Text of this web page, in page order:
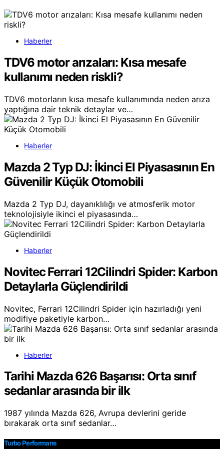
Haberler
TDV6 motor arızaları: Kısa mesafe
kullanımı neden riskli?
TDV6 motorların kısa mesafe kullanımında neden arıza
yaptığına dair teknik detaylar ve…
Haberler
Mazda 2 Typ DJ: İkinci El Piyasasının En
Güvenilir Küçük Otomobili
Mazda 2 Typ DJ, dayanıklılığı ve atmosferik motor
teknolojisiyle ikinci el piyasasında…
Haberler
Novitec Ferrari 12Cilindri Spider: Karbon
Detaylarla Güçlendirildi
Novitec, Ferrari 12Cilindri Spider için hazırladığı yeni
modifiye paketiyle karbon…
Haberler
Tarihi Mazda 626 Başarısı: Orta sınıf
sedanlar arasında bir ilk
1987 yılında Mazda 626, Avrupa devlerini geride
bırakarak orta sınıf sedanlar…
Turbo Performans